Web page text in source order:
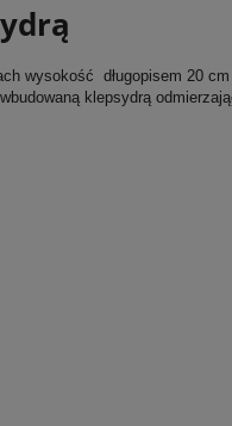
wysokość długopisem 20
klepsydrą